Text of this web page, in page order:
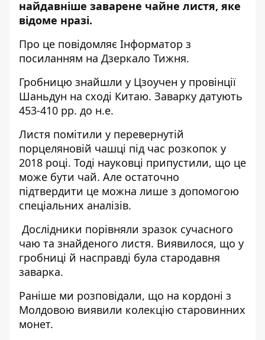
найдавніше заварене чайне листя, яке
відоме нразі.
Про це повідомляє Інформатор з
посиланням на Дзеркало Тижня.
Гробницю знайшли у Цзоучен у провінції
Шаньдун на сході Китаю. Заварку датують
453-410 рр. до н.е.
Листя помітили у перевернутій
порцеляновій чашці під час розкопок у
2018 році. Тоді науковці припустили, що це
може бути чай. Але остаточно
підтвердити це можна лише з допомогою
спеціальних аналізів.
Дослідники порівняли зразок сучасного
чаю та знайденого листя. Виявилося, що у
гробниці й насправді була стародавня
заварка.
Раніше ми розповідали, що на кордоні з
Молдовою виявили колекцію старовинних
монет.